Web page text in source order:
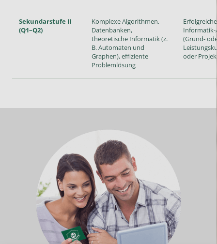
Sekundarstufe II
(Q1–Q2)
Komplexe Algorithmen,
Datenbanken,
theoretische Informatik (z.
B. Automaten und
Graphen), effiziente
Problemlösung
(Grund-
oder